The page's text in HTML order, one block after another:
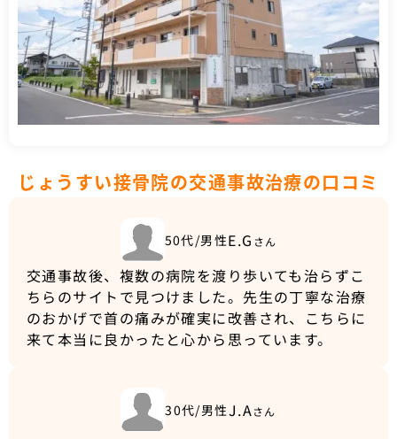
じょうすい接骨院の交通事故治療の口コミ
50代/男性E.G さん
交通事故後、複数の病院を渡り歩いても治らずこ
ちらのサイトで見つけました。先生の丁寧な治療
のおかげで首の痛みが確実に改善され、こちらに
来て本当に良かったと心から思っています。
30代/男性J.Aさん